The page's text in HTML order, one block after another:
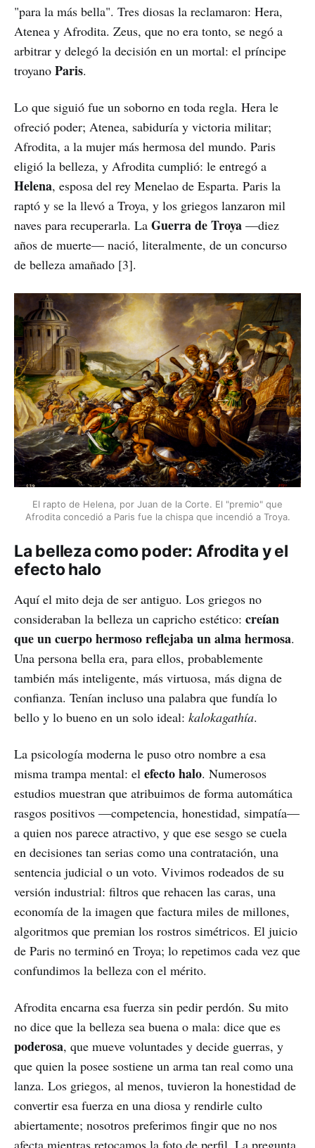
"para la más bella". Tres diosas la reclamaron: Hera,
Atenea y Afrodita. Zeus, que no era tonto, se negó a
arbitrar y delegó la decisión en un mortal: el príncipe
troyano Paris.
Lo que siguió fue un soborno en toda regla. Hera le
ofreció poder; Atenea, sabiduría y victoria militar;
Afrodita, a la mujer más hermosa del mundo. Paris
eligió la belleza, y Afrodita cumplió: le entregó a
Helena, esposa del rey Menelao de Esparta. Paris la
raptó y se la llevó a Troya, y los griegos lanzaron mil
naves para recuperarla. La Guerra de Troya —diez
años de muerte— nació, literalmente, de un concurso
de belleza amañado [3].
El rapto de Helena, por Juan de la Corte. El "premio" que
Afrodita concedió a Paris fue la chispa que incendió a Troya.
La belleza como poder: Afrodita y el
efecto halo
Aquí el mito deja de ser antiguo. Los griegos no
consideraban la belleza un capricho estético: creían
que un cuerpo hermoso reflejaba un alma hermosa.
Una persona bella era, para ellos, probablemente
también más inteligente, más virtuosa, más digna de
confianza. Tenían incluso una palabra que fundía lo
bello y lo bueno en un solo ideal: kalokagathía.
La psicología moderna le puso otro nombre a esa
misma trampa mental: el efecto halo. Numerosos
estudios muestran que atribuimos de forma automática
rasgos positivos —competencia, honestidad, simpatía—
a quien nos parece atractivo, y que ese sesgo se cuela
en decisiones tan serias como una contratación, una
sentencia judicial o un voto. Vivimos rodeados de su
versión industrial: filtros que rehacen las caras, una
economía de la imagen que factura miles de millones,
algoritmos que premian los rostros simétricos. El juicio
de Paris no terminó en Troya; lo repetimos cada vez que
confundimos la belleza con el mérito.
Afrodita encarna esa fuerza sin pedir perdón. Su mito
no dice que la belleza sea buena o mala: dice que es
poderosa, que mueve voluntades y decide guerras, y
que quien la posee sostiene un arma tan real como una
lanza. Los griegos, al menos, tuvieron la honestidad de
convertir esa fuerza en una diosa y rendirle culto
abiertamente; nosotros preferimos fingir que no nos